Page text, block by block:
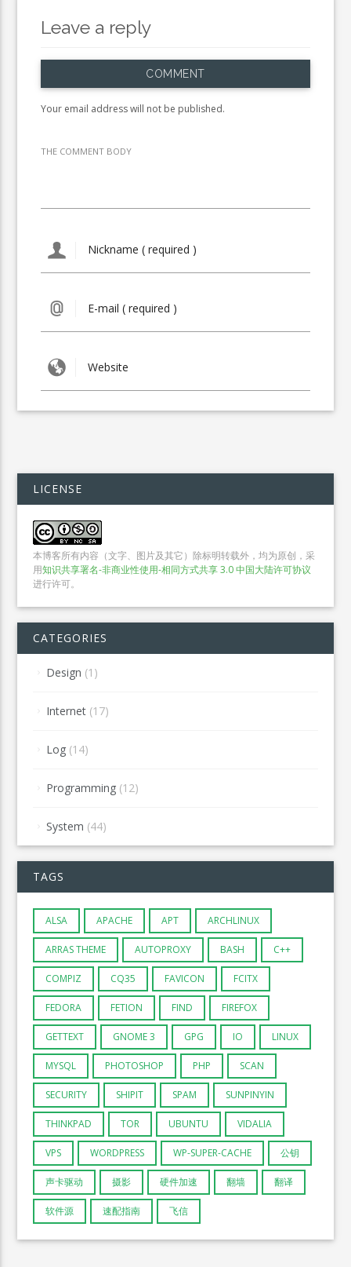
Leave a reply
COMMENT
Your email address will not be published.
THE COMMENT BODY
LICENSE
本博客所有内容（文字、图片及其它）除标明转载外，均为原创，采
用知识共享署名-非商业性使用-相同方式共享 3.0 中国大陆许可协议
进行许可。
CATEGORIES
Design (1)
Internet (17)
Log (14)
Programming (12)
System (44)
TAGS
ALSA APACHE APT ARCHLINUX
ARRAS THEME AUTOPROXY BASH C++
COMPIZ CQ35 FAVICON FCITX
FEDORA FETION FIND FIREFOX
GETTEXT GNOME 3 GPG IO LINUX
MYSQL PHOTOSHOP PHP SCAN
SECURITY SHIPIT SPAM SUNPINYIN
THINKPAD TOR UBUNTU VIDALIA
VPS WORDPRESS WP-SUPER-CACHE 公钥
声卡驱动 摄影 硬件加速 翻墙 翻译
软件源 速配指南 飞信